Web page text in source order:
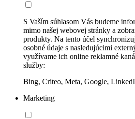
S Vaším súhlasom Vás budeme
mimo našej webovej stránky a
produkty. Na tento účel
osobné údaje s nasledujúcimi
využívame ich online reklamné
služby:
Bing, Criteo, Meta, Google,
Marketing